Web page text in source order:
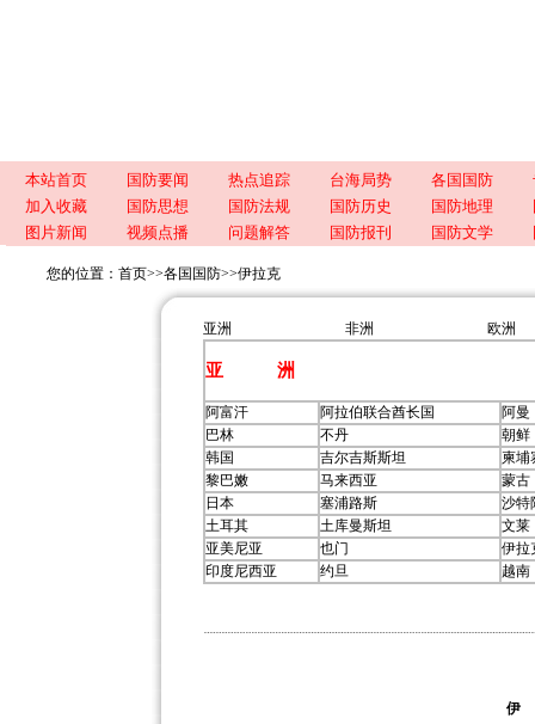
本站首页 国防要闻 热点追踪 台海局势 各国国防
加入收藏
国防思想 国防法规 国防历史 国防地理
图片新闻
视频点播 问题解答 国防报刊 国防文学
您的位置： 首页>>各国国防>>伊拉克
亚洲 非洲 欧洲
亚 洲
阿富汗 阿拉伯联合酋长国
阿曼
巴林
不丹
朝鲜
韩国
吉尔吉斯斯坦
柬埔
黎巴嫩
马来西亚
蒙古
日本
塞浦路斯
沙特
土耳其
土库曼斯坦
文莱
亚美尼亚
也门
伊拉
印度尼西亚
约旦 越南
伊